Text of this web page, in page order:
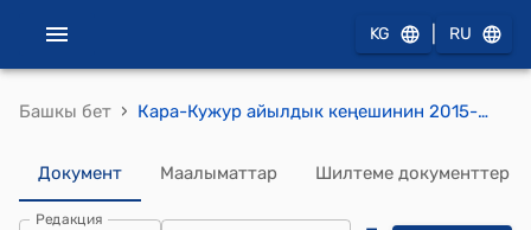
KG RU
Башкы бет › Кара-Кужур айылдык кеңешинин 2015-жылдын 3-октябрындагы № 1 "Кара-Кужур айыл аймагынын айыл өкмөтүнүн мекемелердин кышка карата даярдыгынын абалы жөнүндө" токтому
Документ Маалыматтар Шилтеме документтер
Редакция